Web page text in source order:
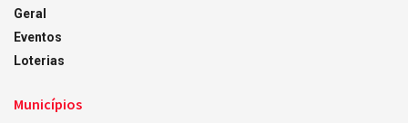
Geral
Eventos
Loterias
Municípios